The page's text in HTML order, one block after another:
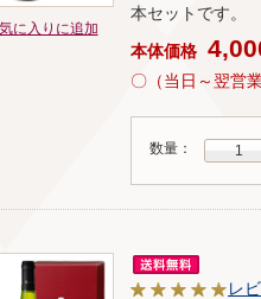
に入りに追加
本セットです。
本体価格
〇（当日～翌営
数量： 1
レ